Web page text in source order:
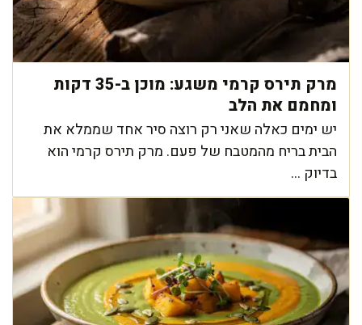
מרק תירס קרמי משגע: מוכן ב-35 דקות
ומחמם את הלב
יש ימים כאלה שאני רק רוצה סיר אחד שממלא את
הבית בריח מהמטבח של פעם. מרק תירס קרמי הוא
בדיוק ...